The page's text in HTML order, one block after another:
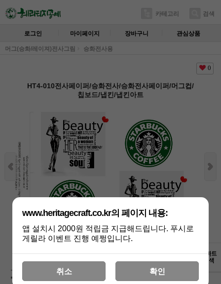
카테고리 검색
로그인 마이페이지 장바구니 관심상품
머그(승화/레이져)전사그림 승화전사용
0
HT4-010전사페이퍼/승화전사/승화전사페이퍼/머그컵/
칩보드/냅킨/냅킨아트
상품가 : 1,800
www.heritagecraft.co.kr의 페이지 내용:
앱 설치시 2000원 적립금 지급해드립니다. 푸시로
게릴라 이벤트 진행 예쩡입니다.
취소 확인